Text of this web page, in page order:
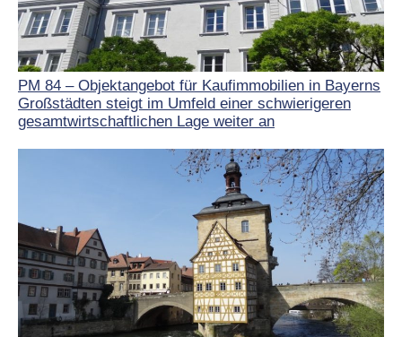
PM 84 – Objektangebot für Kaufimmobilien in Bayerns
Großstädten steigt im Umfeld einer schwierigeren
gesamtwirtschaftlichen Lage weiter an